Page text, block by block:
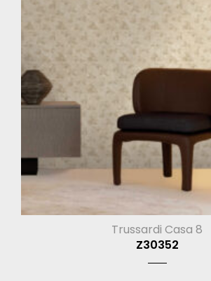
Trussardi Casa 8
Z30352